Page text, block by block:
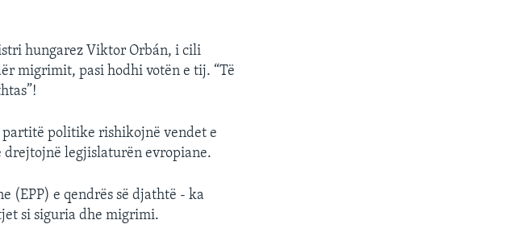
hungarez Viktor Orbán, i cili
migrimit, pasi hodhi votën e tij. “Të
partitë politike rishikojnë vendet e
legjislaturën evropiane.
(EPP) e qendrës së djathtë - ka
si siguria dhe migrimi.